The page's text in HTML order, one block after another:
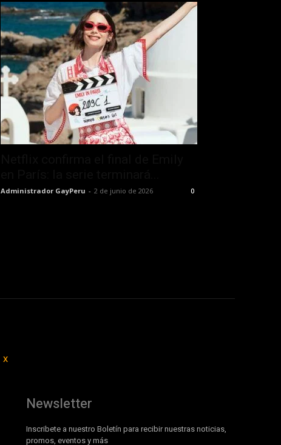
Administrador GayPeru - 2 de junio de 2026 0
X
Newsletter
Inscribete a nuestro Boletín para recibir nuestras noticias,
promos, eventos y más